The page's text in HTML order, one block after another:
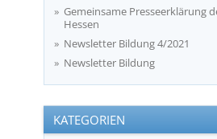
Gemeinsame Presseerklärung
Hessen
Newsletter Bildung 4/2021
Newsletter Bildung
KATEGORIEN